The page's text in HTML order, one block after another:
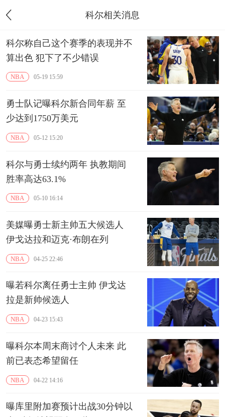
科尔相关消息
科尔称自己这个赛季的表现并不
算出色 犯下了不少错误
NBA 05-19 15:59
勇士队记曝科尔新合同年薪 至
少达到1750万美元
NBA 05-12 15:20
科尔与勇士续约两年 执教期间
胜率高达63.1%
NBA 05-10 16:14
美媒曝勇士新主帅五大候选人
伊戈达拉和迈克·布朗在列
NBA 04-25 22:46
曝若科尔离任勇士主帅 伊戈达
拉是新帅候选人
NBA 04-23 15:43
曝科尔本周末商讨个人未来 此
前已表态希望留任
NBA 04-22 14:16
曝库里附加赛预计出战30分钟以